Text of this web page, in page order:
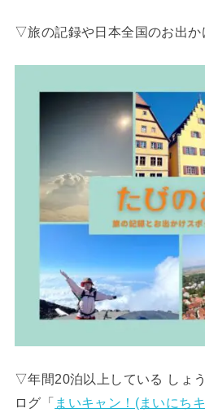
▽旅の記録や日本全国のお出か
▽年間20泊以上している しょ
ログ「 まいキャン！(まいにち